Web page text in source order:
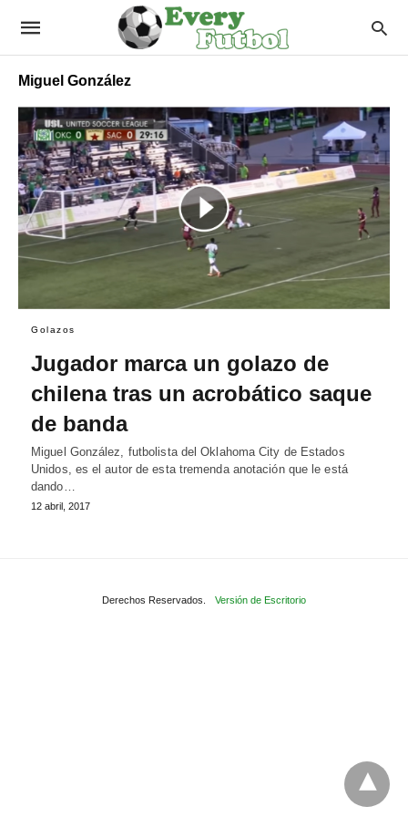
Miguel González
Golazos
Jugador marca un golazo de
chilena tras un acrobático saque
de banda
Miguel González, futbolista del Oklahoma City de Estados
Unidos, es el autor de esta tremenda anotación que le está
dando…
12 abril, 2017
Derechos Reservados. Versión de Escritorio